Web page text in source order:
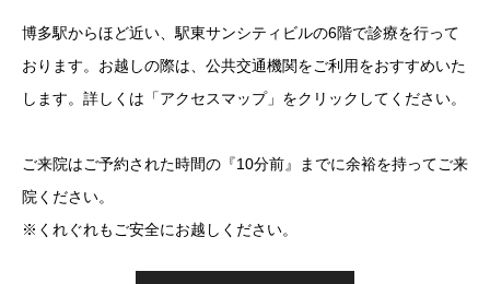
博多駅からほど近い、駅東サンシティビルの6階で診療を行って
おります。お越しの際は、公共交通機関をご利用をおすすめいた
します。詳しくは「アクセスマップ」をクリックしてください。
ご来院はご予約された時間の『10分前』までに余裕を持ってご来
院ください。
※くれぐれもご安全にお越しください。